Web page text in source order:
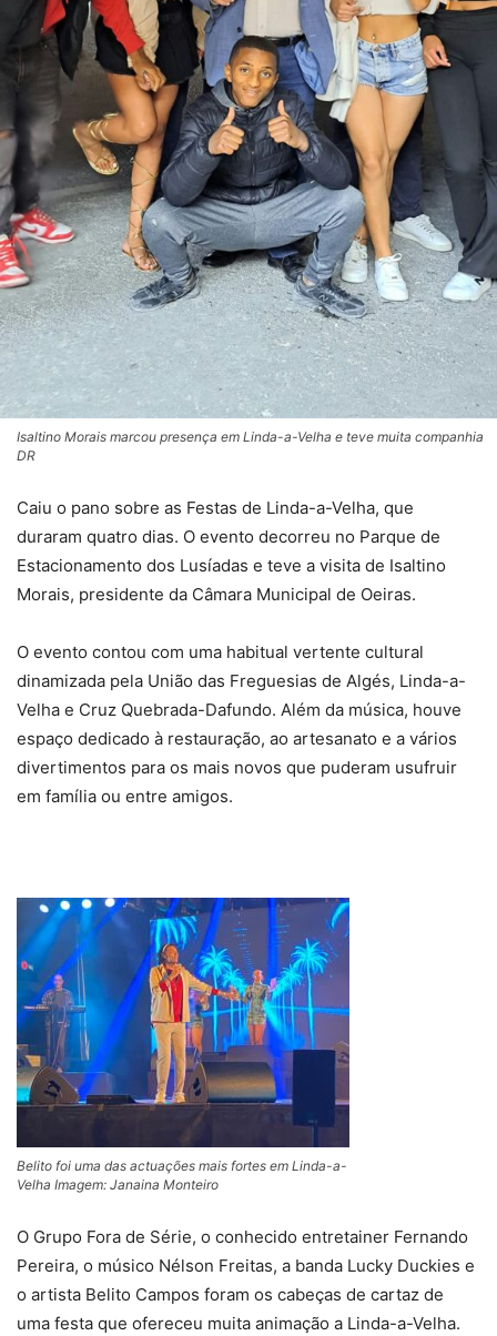
Isaltino Morais marcou presença em Linda-a-Velha e teve muita companhia
DR
Caiu o pano sobre as Festas de Linda-a-Velha, que
duraram quatro dias. O evento decorreu no Parque de
Estacionamento dos Lusíadas e teve a visita de Isaltino
Morais, presidente da Câmara Municipal de Oeiras.
O evento contou com uma habitual vertente cultural
dinamizada pela União das Freguesias de Algés, Linda-a-
Velha e Cruz Quebrada-Dafundo. Além da música, houve
espaço dedicado à restauração, ao artesanato e a vários
divertimentos para os mais novos que puderam usufruir
em família ou entre amigos.
Belito foi uma das actuações mais fortes em Linda-a-
Velha Imagem: Janaina Monteiro
O Grupo Fora de Série, o conhecido entretainer Fernando
Pereira, o músico Nélson Freitas, a banda Lucky Duckies e
o artista Belito Campos foram os cabeças de cartaz de
uma festa que ofereceu muita animação a Linda-a-Velha.